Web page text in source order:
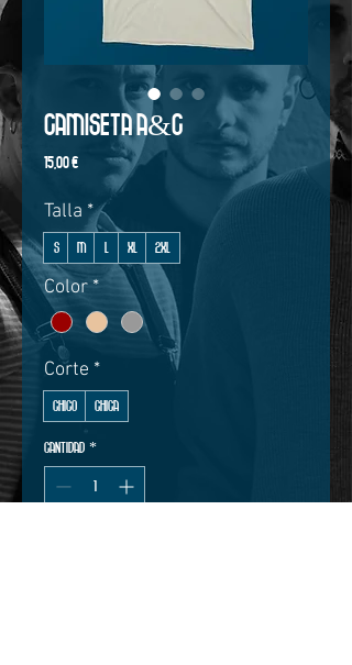
Camiseta A&C
15,00 € Precio
Talla *
S M XL 2XL
Color *
Corte *
Chico Chica
Cantidad *